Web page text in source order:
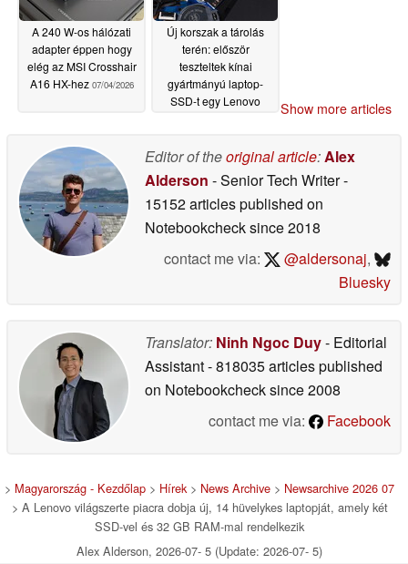
A 240 W-os hálózati
adapter éppen hogy
elég az MSI Crosshair
A16 HX-hez 07/04/2026
Új korszak a tárolás
terén: először
teszteltek kínai
gyártmányú laptop-
SSD-t egy Lenovo
Show more articles
Editor of theoriginal article:Alex
Alderson - Senior Tech Writer-
15152 articles published on
Notebookchecksince 2018
contact me via:
@aldersonaj,
Bluesky
Translator: Ninh Ngoc Duy- Editorial
Assistant- 818035 articles published
on Notebookchecksince 2008
contact me via:
Facebook
> Magyarország - Kezdőlap > Hírek > News Archive > Newsarchive 2026 07
> A Lenovo világszerte piacra dobja új, 14 hüvelykes laptopját, amely két
SSD-vel és 32 GB RAM-mal rendelkezik
Alex Alderson, 2026-07- 5 (Update: 2026-07- 5)